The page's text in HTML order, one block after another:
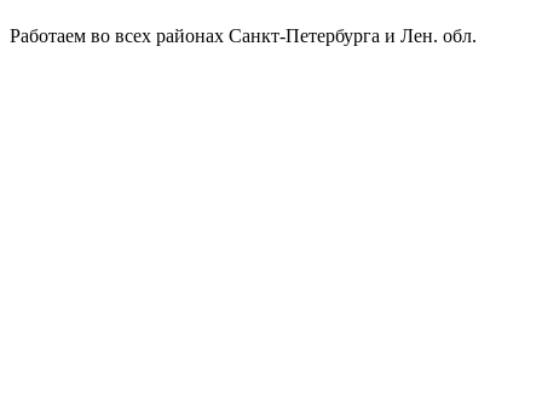
Работаем во всех районах Санкт-Петербурга и Лен. обл.